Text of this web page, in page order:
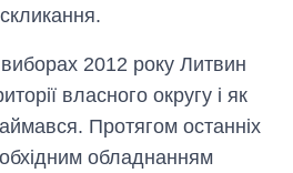
2012 року Литвин
власного округу і як
Протягом останніх
обладнанням